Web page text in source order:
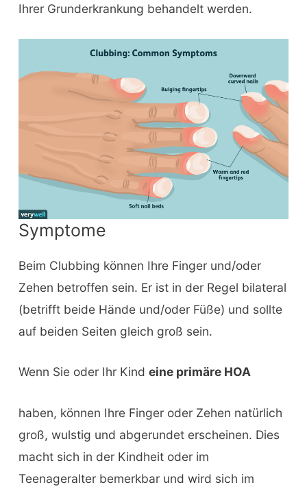
Ihrer Grunderkrankung behandelt werden.
Symptome
Beim Clubbing können Ihre Finger und/oder
Zehen betroffen sein. Er ist in der Regel bilateral
(betrifft beide Hände und/oder Füße) und sollte
auf beiden Seiten gleich groß sein.
Wenn Sie oder Ihr Kind eine primäre HOA
haben, können Ihre Finger oder Zehen natürlich
groß, wulstig und abgerundet erscheinen. Dies
macht sich in der Kindheit oder im
Teenageralter bemerkbar und wird sich im